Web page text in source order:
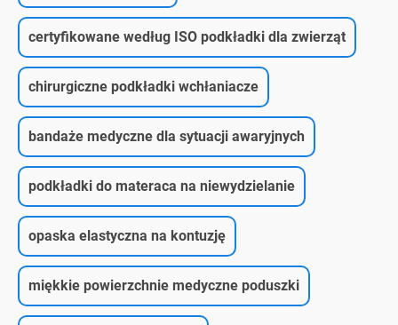
certyfikowane według ISO podkładki dla zwierząt
chirurgiczne podkładki wchłaniacze
bandaże medyczne dla sytuacji awaryjnych
podkładki do materaca na niewydzielanie
opaska elastyczna na kontuzję
miękkie powierzchnie medyczne poduszki